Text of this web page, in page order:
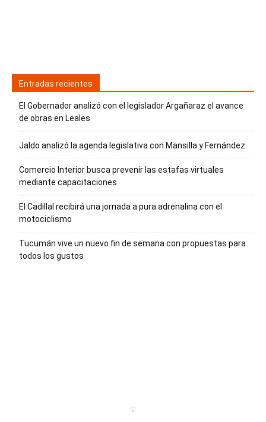
Entradas recientes
El Gobernador analizó con el legislador Argañaraz el avance
de obras en Leales
Jaldo analizó la agenda legislativa con Mansilla y Fernández
Comercio Interior busca prevenir las estafas virtuales
mediante capacitaciones
El Cadillal recibirá una jornada a pura adrenalina con el
motociclismo
Tucumán vive un nuevo fin de semana con propuestas para
todos los gustos
©